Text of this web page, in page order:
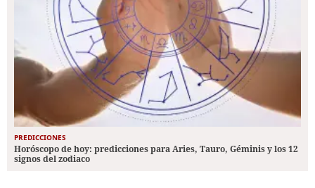
PREDICCIONES
Horóscopo de hoy: predicciones para Aries, Tauro, Géminis y los 12
signos del zodiaco